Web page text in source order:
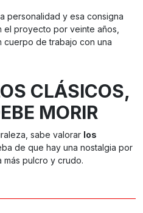
personalidad y esa consigna
el proyecto por veinte años,
cuerpo de trabajo con una
CLÁSICOS,
MORIR
sabe valorar los
de que hay una nostalgia por
más pulcro y crudo.